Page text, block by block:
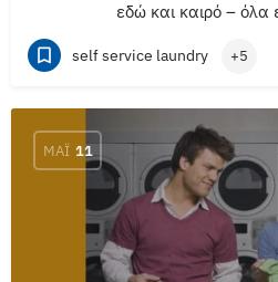
εδώ και καιρό – όλα
self service laundry +5
ΜΆΙ 11